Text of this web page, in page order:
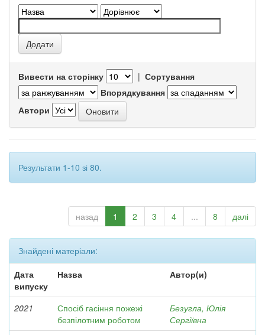
Вивести на сторінку | Сортування
Впорядкування
Автори
Результати 1-10 зі 80.
назад 1 2 3 4 ... 8 далі
Знайдені матеріали:
Дата
випуску
Назва Автор(и)
2021
Спосіб гасіння пожежі
безпілотним роботом
Безугла, Юлія
Сергіївна